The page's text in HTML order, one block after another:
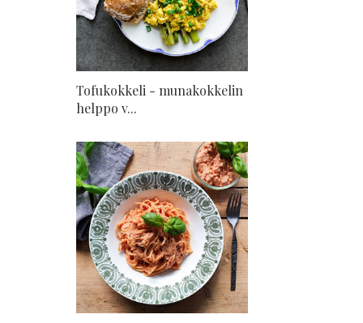
Tofukokkeli - munakokkelin
helppo v...